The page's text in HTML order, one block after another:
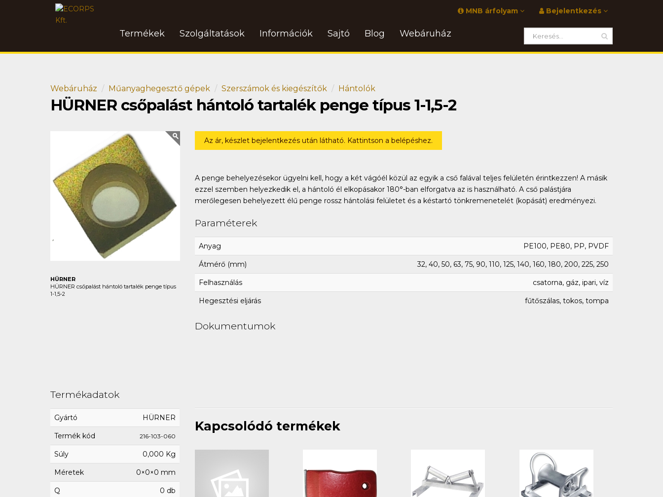
Bejelentkezés
MNB árfolyam
Termékek Szolgáltatások Információk Sajtó Blog Webáruház
Webáruház Műanyaghegesztő gépek Szerszámok és kiegészítők Hántolók
HÜRNER csőpalást hántoló tartalék penge típus 1-1,5-2
HÜRNER
HÜRNER csőpalást hántoló tartalék penge típus
1-1,5-2
Az ár, készlet bejelentkezés után látható. Kattintson a belépéshez.
A penge behelyezésekor ügyelni kell, hogy a két vágóél közül az egyik a cső falával teljes felületén érintkezzen! A másik
ezzel szemben helyezkedik el, a hántoló él elkopásakor 180°-ban elforgatva az is használható. A cső palástjára
merőlegesen behelyezett élű penge rossz hántolási felületet és a késtartó tönkremenetelét (kopását) eredményezi.
Paraméterek
Anyag PE100, PE80, PP, PVDF
Átmérő (mm) 32, 40, 50, 63, 75, 90, 110, 125, 140, 160, 180, 200, 225, 250
Felhasználás csatorna, gáz, ipari, víz
Hegesztési eljárás fűtőszálas, tokos, tompa
Dokumentumok
Termékadatok
Gyártó HÜRNER
Termék kód 216-103-060
Súly 0,000 Kg
Méretek 0×0×0 mm
Q 0 db
Kapcsolódó termékek